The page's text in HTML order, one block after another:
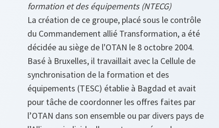
formation et des équipements (NTECG)
La création de ce groupe, placé sous le contrôle
du Commandement allié Transformation, a été
décidée au siège de l'OTAN le 8 octobre 2004.
Basé à Bruxelles, il travaillait avec la Cellule de
synchronisation de la formation et des
équipements (TESC) établie à Bagdad et avait
pour tâche de coordonner les offres faites par
l’OTAN dans son ensemble ou par divers pays de